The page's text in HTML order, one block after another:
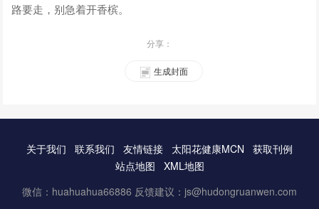
路要走，别急着开香槟。
分享：
生成封面
关于我们 联系我们 友情链接 太阳花健康MCN
获取刊例
站点地图
XML地图
微信：huahuahua66886 反馈建议：js@hudongruanwen.com